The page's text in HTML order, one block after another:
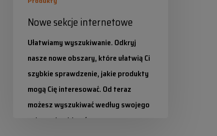
Nowe sekcje internetowe
Ułatwiamy wyszukiwanie. Odkryj
nasze nowe obszary, które ułatwią Ci
szybkie sprawdzenie, jakie produkty
mogą Cię interesować. Od teraz
możesz wyszukiwać według swojego
sektora i pobierać…